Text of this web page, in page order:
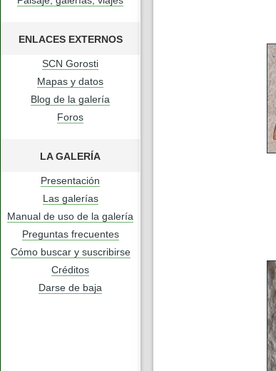
ENLACES EXTERNOS
SCN Gorosti
Mapas y datos
Blog de la galería
Foros
LA GALERÍA
Presentación
Las galerías
Manual de uso de la galería
Preguntas frecuentes
Cómo buscar y suscribirse
Créditos
Darse de baja